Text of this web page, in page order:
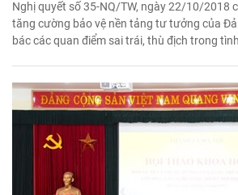
Nghị quyết số 35-NQ/TW, ngày 22/10/2018
tăng cường bảo vệ nền tảng tư tưởng của
bác các quan điểm sai trái, thù địch trong